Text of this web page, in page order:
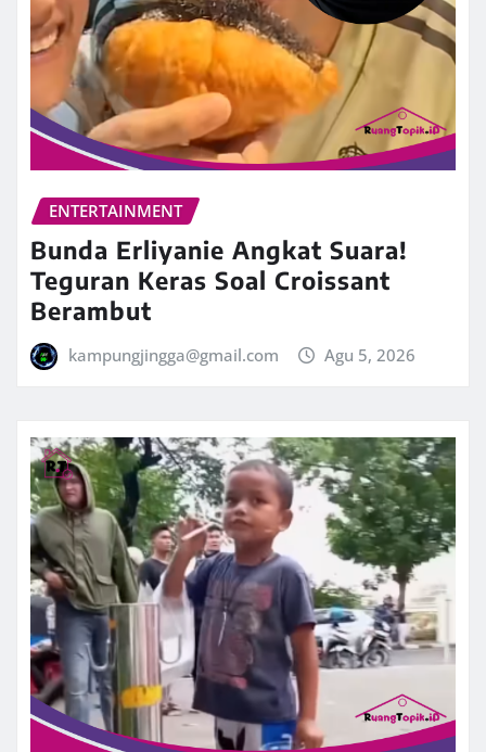
ENTERTAINMENT
Bunda Erliyanie Angkat Suara!
Teguran Keras Soal Croissant
Berambut
kampungjingga@gmail.com Agu 5, 2026